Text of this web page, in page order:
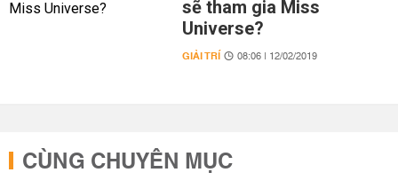
sẽ tham gia Miss
Universe?
GIẢI TRÍ 08:06 | 12/02/2019
CÙNG CHUYÊN MỤC